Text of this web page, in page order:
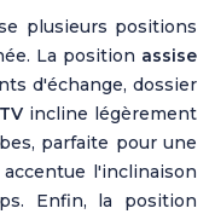
plusieurs positions
La position assise
d'échange, dossier
TVincline légèrement
parfaite pour une
accentue l'inclinaison
Enfin, la position